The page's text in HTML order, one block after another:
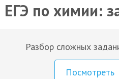
по химии:
Разбор сложных
Посмотреть